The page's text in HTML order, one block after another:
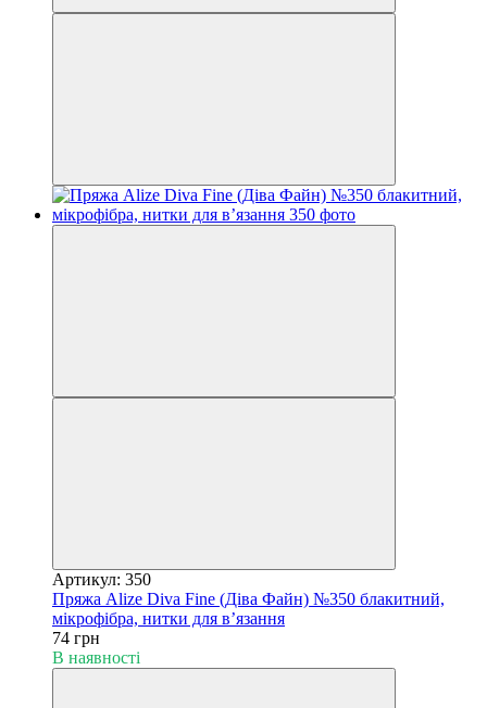
Артикул: 350
Пряжа Alize Diva Fine (Діва Файн) №350 блакитний,
мікрофібра, нитки для в’язання
74 грн
В наявності